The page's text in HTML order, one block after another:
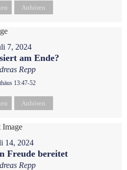
Anhören
7, 2024
am Ende?
Repp
13:47-52
Anhören
14, 2024
Freude bereitet
Repp